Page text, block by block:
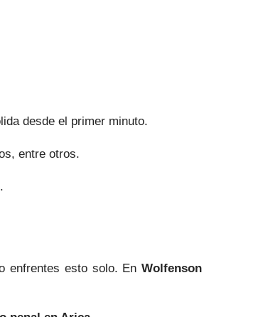
desde el primer minuto.
entre otros.
enfrentes esto solo. EnWolfenson